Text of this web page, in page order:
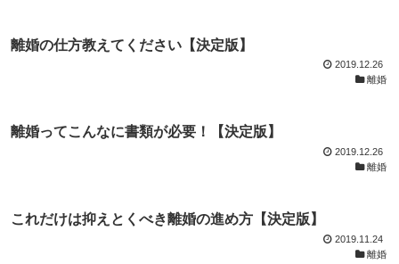
離婚の仕方教えてください【決定版】
2019.12.26
離婚
離婚ってこんなに書類が必要！【決定版】
2019.12.26
離婚
これだけは抑えとくべき離婚の進め方【決定版】
2019.11.24
離婚